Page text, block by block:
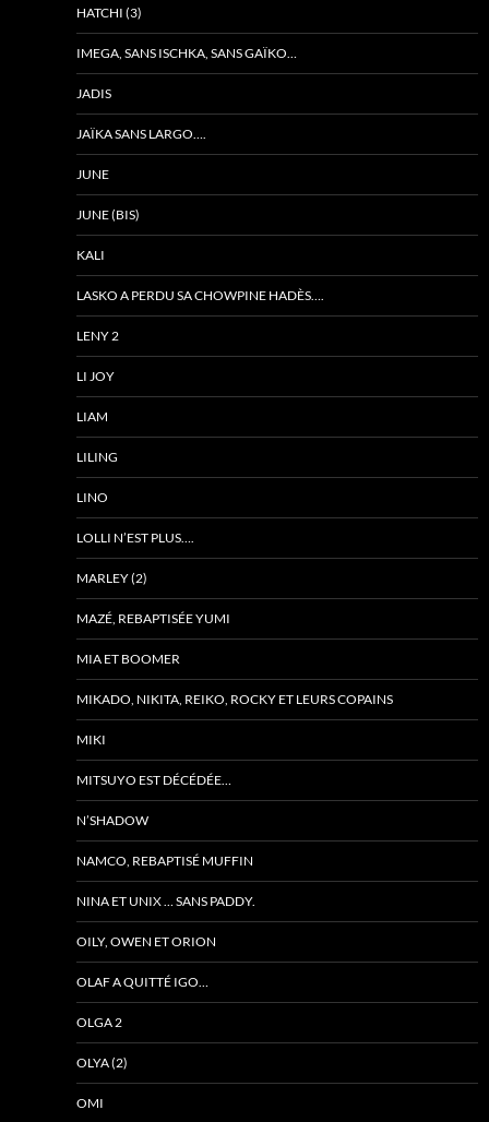
HATCHI (3)
IMEGA, SANS ISCHKA, SANS GAÏKO…
JADIS
JAÏKA SANS LARGO….
JUNE
JUNE (BIS)
KALI
LASKO A PERDU SA CHOWPINE HADÈS….
LENY 2
LI JOY
LIAM
LILING
LINO
LOLLI N’EST PLUS….
MARLEY (2)
MAZÉ, REBAPTISÉE YUMI
MIA ET BOOMER
MIKADO, NIKITA, REIKO, ROCKY ET LEURS COPAINS
MIKI
MITSUYO EST DÉCÉDÉE…
N’SHADOW
NAMCO, REBAPTISÉ MUFFIN
NINA ET UNIX … SANS PADDY.
OILY, OWEN ET ORION
OLAF A QUITTÉ IGO…
OLGA 2
OLYA (2)
OMI